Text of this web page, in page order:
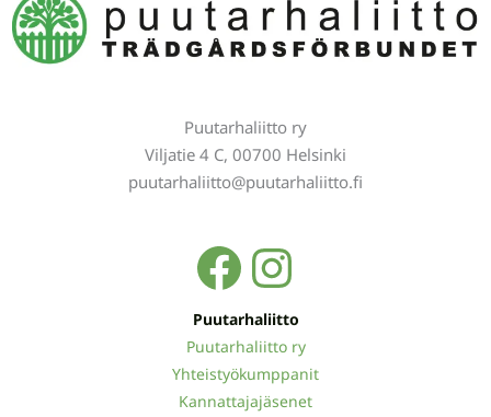
Puutarhaliitto ry
Viljatie 4 C, 00700 Helsinki
puutarhaliitto@puutarhaliitto.fi
Facebook
Puutarhaliitto
Puutarhaliitto ry
Yhteistyökumppanit
Kannattajajäsenet